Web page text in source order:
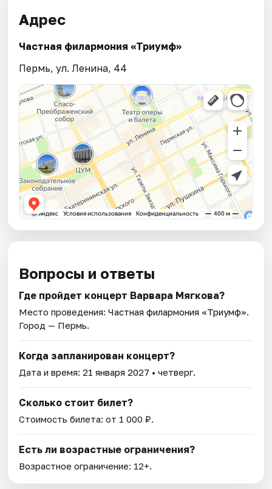
Адрес
Частная филармония «Триумф»
Пермь, ул. Ленина, 44
Вопросы и ответы
Где пройдет концерт Варвара Мягкова?
Место проведения:Частная филармония «Триумф».
Город — Пермь.
Когда запланирован концерт?
Дата и время:21 января 2027 • четверг.
Сколько стоит билет?
Стоимость билета: от 1 000 ₽.
Есть ли возрастные ограничения?
Возрастное ограничение: 12+.